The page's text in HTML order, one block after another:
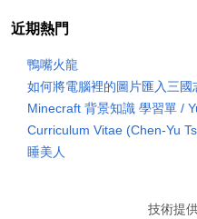
近期熱門
鴨嘴火龍
如何將電腦裡的圖片匯入三
Minecraft 背景知識 學習單 /
Curriculum Vitae (Chen-Yu
睡美人
技術提供